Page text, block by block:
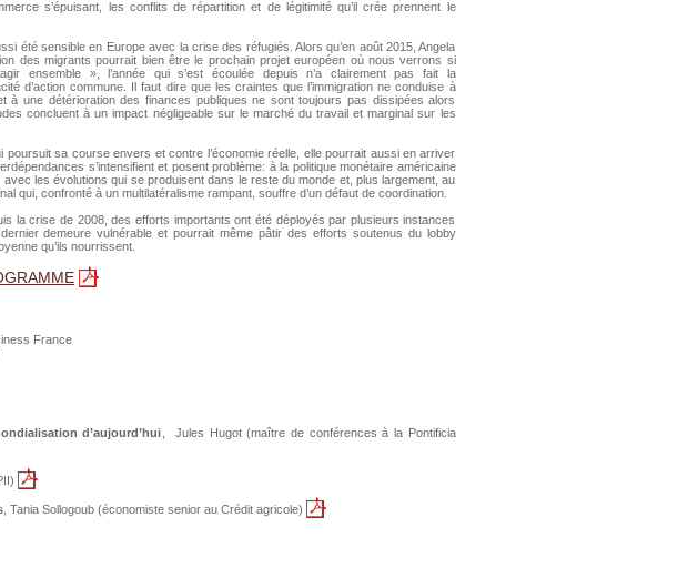
s’épuisant, les conflits de répartition et de légitimité qu’il crée prennent le
été sensible en Europe avec la crise des réfugiés. Alors qu’en août 2015, Angela
des migrants pourrait bien être le prochain projet européen où nous verrons si
ensemble », l’année qui s’est écoulée depuis n’a clairement pas fait la
d’action commune. Il faut dire que les craintes que l’immigration ne conduise à
à une détérioration des finances publiques ne sont toujours pas dissipées alors
concluent à un impact négligeable sur le marché du travail et marginal sur les
poursuit sa course envers et contre l’économie réelle, elle pourrait aussi en arriver
s’intensifient et posent problème: à la politique monétaire américaine
les évolutions qui se produisent dans le reste du monde et, plus largement, au
qui, confronté à un multilatéralisme rampant, souffre d’un défaut de coordination.
la crise de 2008, des efforts importants ont été déployés par plusieurs instances
demeure vulnérable et pourrait même pâtir des efforts soutenus du lobby
qu’ils nourrissent.
France
d’aujourd’hui , Jules Hugot (maître de conférences à la Pontificia
, Tania Sollogoub (économiste senior au Crédit agricole)